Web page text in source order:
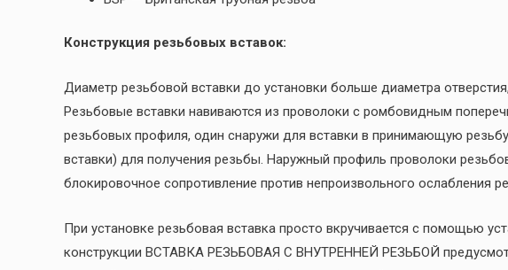
Конструкция резьбовых вставок:
Диаметр резьбовой вставки до установки больше диаметра
Резьбовые вставки навиваются из проволоки с ромбовидным
резьбовых профиля, один снаружи для вставки в принимающую
вставки) для получения резьбы. Наружный профиль проволоки
блокировочное сопротивление против непроизвольного ослабления
При установке резьбовая вставка просто вкручивается с помощью
конструкции ВСТАВКА РЕЗЬБОВАЯ С ВНУТРЕННЕЙ РЕЗЬБОЙ